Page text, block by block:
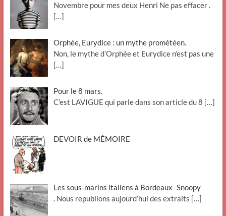
Novembre pour mes deux Henri Ne pas effacer .
[…]
Orphée, Eurydice : un mythe prométéen.
Non, le mythe d’Orphée et Eurydice n’est pas une
[…]
Pour le 8 mars.
C’est LAVIGUE qui parle dans son article du 8 […]
DEVOIR de MÉMOIRE
Les sous-marins italiens à Bordeaux- Snoopy
. Nous republions aujourd’hui des extraits […]